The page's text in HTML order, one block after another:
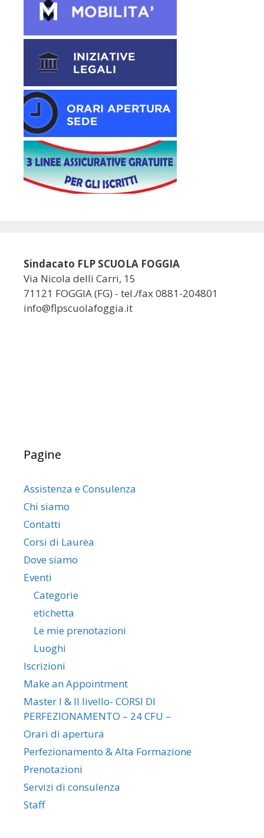
Sindacato FLP SCUOLA FOGGIA
Via Nicola delli Carri, 15
71121 FOGGIA (FG) - tel./fax 0881-204801
info@flpscuolafoggia.it
Pagine
Assistenza e Consulenza
Chi siamo
Contatti
Corsi di Laurea
Dove siamo
Eventi
Categorie
etichetta
Le mie prenotazioni
Luoghi
Iscrizioni
Make an Appointment
Master I & II livello- CORSI DI
PERFEZIONAMENTO – 24 CFU –
Orari di apertura
Perfezionamento & Alta Formazione
Prenotazioni
Servizi di consulenza
Staff